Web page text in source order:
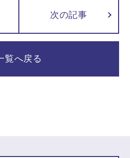
次の記事
覧へ戻る